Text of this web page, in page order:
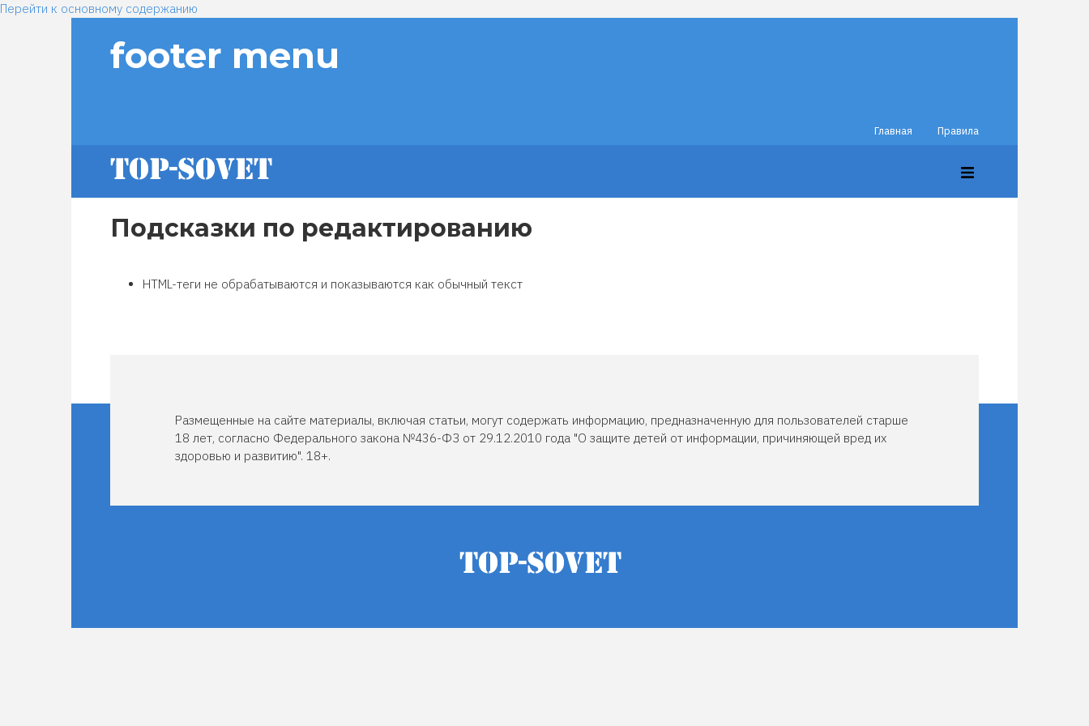
Перейти к основному содержанию
footer menu
Главная Правила
Подсказки по редактированию
HTML-теги не обрабатываются и показываются как обычный текст
Размещенные на сайте материалы, включая статьи, могут содержать информацию, предназначенную для пользователей старше
18 лет, согласно Федерального закона №436-ФЗ от 29.12.2010 года "О защите детей от информации, причиняющей вред их
здоровью и развитию". 18+.